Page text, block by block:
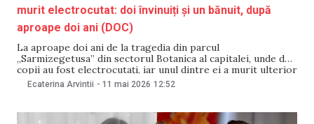
murit electrocutat: doi învinuiți și un bănuit, după
aproape doi ani (DOC)
La aproape doi ani de la tragedia din parcul
„Sarmizegetusa” din sectorul Botanica al capitalei, unde doi
copii au fost electrocutați, iar unul dintre ei a murit ulterior
la spital, procurorii anunță că în dosar au fost audiați peste
Ecaterina Arvintii - 11 mai 2026 12:52